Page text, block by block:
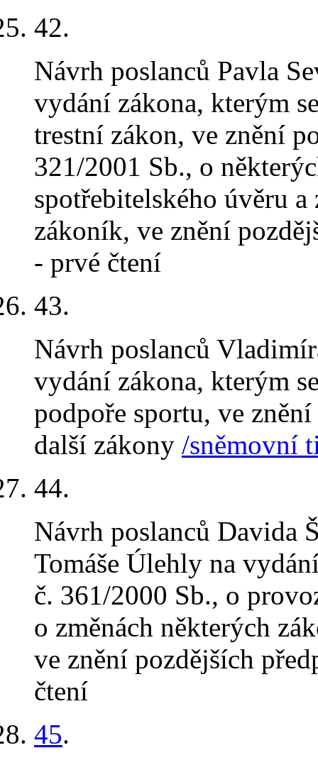
42.
Návrh poslanců Pavla
vydání zákona, kterým
trestní zákon, ve znění
321/2001 Sb., o
spotřebitelského úvěru
zákoník, ve znění
- prvé čtení
43.
Návrh poslanců
vydání zákona, kterým
podpoře sportu, ve
další zákony /sněmovní
44.
Návrh poslanců Davida
Tomáše Úlehly na
č. 361/2000 Sb., o
o změnách některých
ve znění pozdějších
čtení
45.